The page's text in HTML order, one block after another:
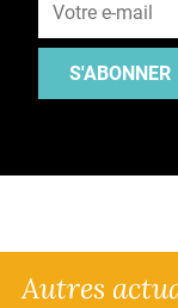
S'ABONNER
Autres